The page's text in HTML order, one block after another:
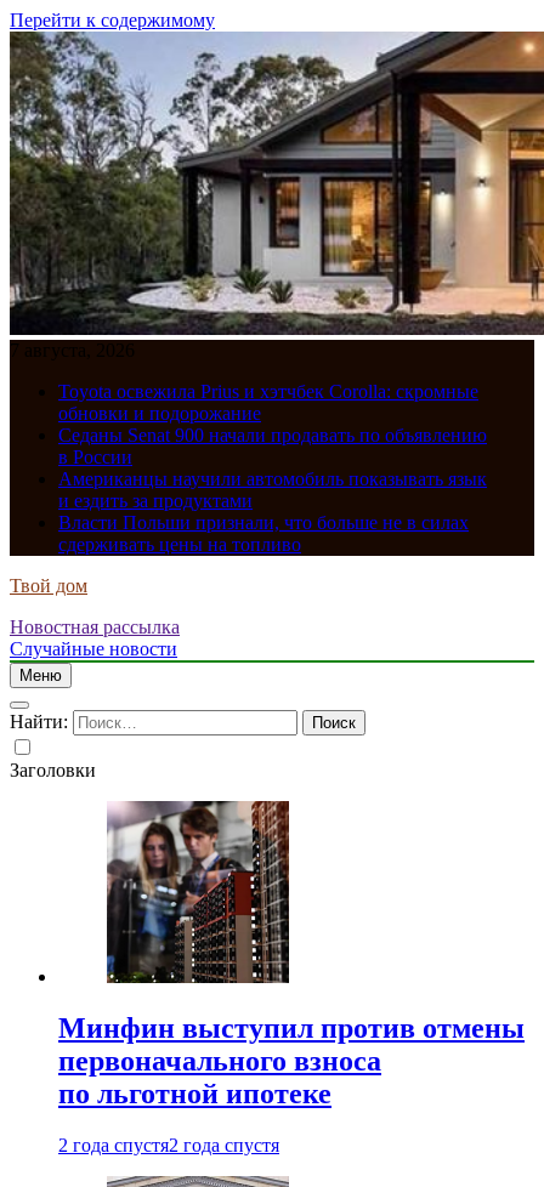
Перейти к содержимому
7 августа, 2026
Toyota освежила Prius и хэтчбек Corolla: скромные
обновки и подорожание
Седаны Senat 900 начали продавать по объявлению
в России
Американцы научили автомобиль показывать язык
и ездить за продуктами
Власти Польши признали, что больше не в силах
сдерживать цены на топливо
Твой дом
Новостная рассылка
Случайные новости
Меню
Найти:
Заголовки
Минфин выступил против отмены
первоначального взноса
по льготной ипотеке
2 года спустя2 года спустя